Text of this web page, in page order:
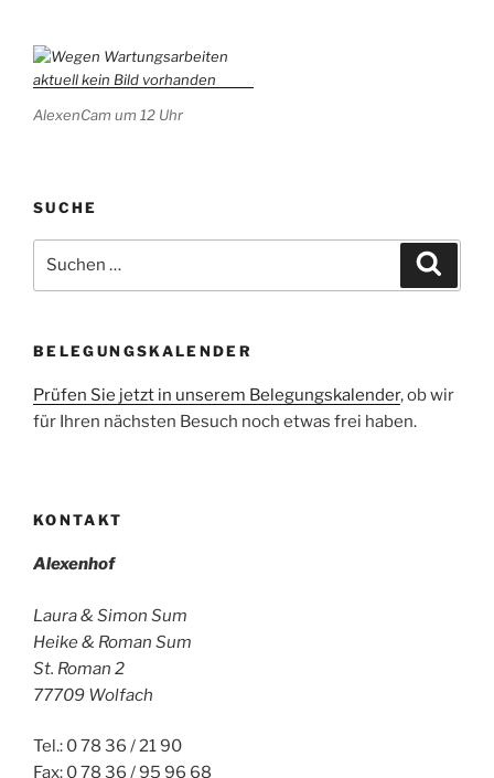
AlexenCam um 12 Uhr
SUCHE
nach:
BELEGUNGSKALENDER
Prüfen Sie jetzt in unserem Belegungskalender, ob wir
für Ihren nächsten Besuch noch etwas frei haben.
KONTAKT
Alexenhof
Laura & Simon Sum
Heike & Roman Sum
St. Roman 2
77709 Wolfach
Tel.: 0 78 36 / 21 90
Fax: 0 78 36 / 95 96 68